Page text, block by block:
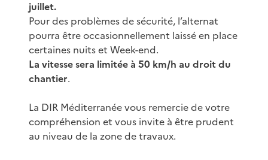
juillet.
Pour des problèmes de sécurité, l’alternat
pourra être occasionnellement laissé en place
certaines nuits et Week-end.
La vitesse sera limitée à 50 km/h au droit du
chantier.
La DIR Méditerranée vous remercie de votre
compréhension et vous invite à être prudent
au niveau de la zone de travaux.